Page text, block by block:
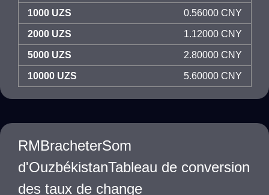
1000 UZS 0.56000 CNY
2000 UZS 1.12000 CNY
5000 UZS 2.80000 CNY
10000 UZS 5.60000 CNY
RMBracheterSom
d'OuzbékistanTableau de conversion
des taux de change